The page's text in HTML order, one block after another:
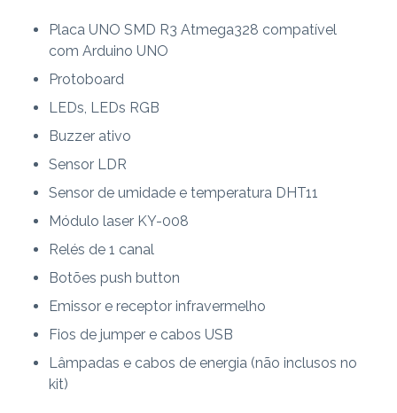
Placa UNO SMD R3 Atmega328 compatível
com Arduino UNO
Protoboard
LEDs, LEDs RGB
Buzzer ativo
Sensor LDR
Sensor de umidade e temperatura DHT11
Módulo laser KY-008
Relés de 1 canal
Botões push button
Emissor e receptor infravermelho
Fios de jumper e cabos USB
Lâmpadas e cabos de energia (não inclusos no
kit)